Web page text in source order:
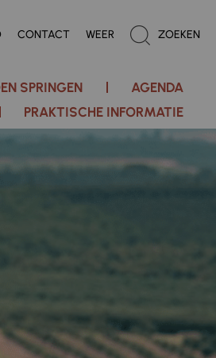
CONTACT WEER ZOEKEN
SPRINGEN
AGENDA
PRAKTISCHE INFORMATIE